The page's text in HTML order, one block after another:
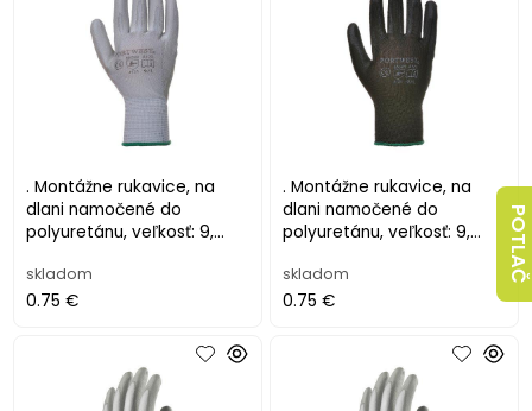
. Montážne rukavice, na
dlani namočené do
polyuretánu, veľkosť: 9,
skladom
0.75 €
. Montážne rukavice, na
dlani namočené do
polyuretánu, veľkosť: 9,
skladom
0.75 €
POTLAČ